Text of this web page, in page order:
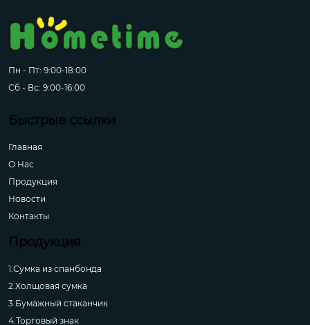
Пн - Пт: 9:00-18:00
Сб - Вс: 9:00-16:00
Быстрые ссылки
Главная
О Hас
Продукция
Новости
Контакты
Продукция
1.Сумка из спанбонда
2.Холщовая сумка
3.Бумажный стаканчик
4.Торговый знак